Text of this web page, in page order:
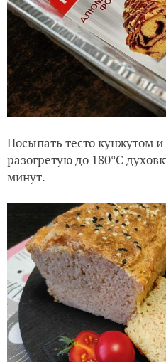
Посыпать тесто кунжутом
разогретую до 180°C
минут.